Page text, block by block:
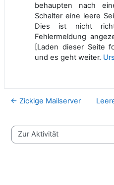
behaupten nach
Schalter eine leere
Dies ist nicht
Fehlermeldung
[Laden dieser Seite
und es geht weiter.
← Zickige Mailserver
Zur Aktivität